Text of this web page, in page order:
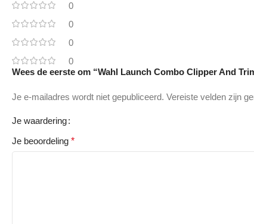
0
0
0
0
Wees de eerste om “Wahl Launch Combo Clipper And
Je e-mailadres wordt niet gepubliceerd. Vereiste velden zijn
Je waardering
Je beoordeling *